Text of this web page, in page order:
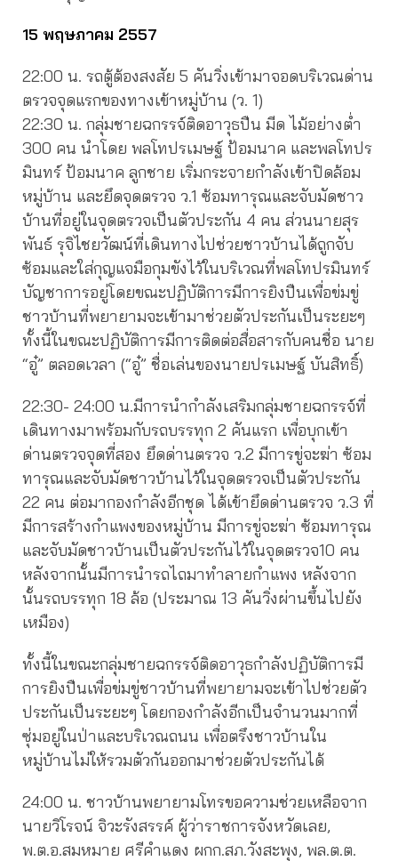
15 พฤษภาคม 2557
22:00 น. รถตู้ต้องสงสัย 5 คันวิ่งเข้ามาจอดบริเวณด่าน
ตรวจจุดแรกของทางเข้าหมู่บ้าน (ว. 1)
22:30 น. กลุ่มชายฉกรรจ์ติดอาวุธปืน มีด ไม้อย่างต่ำ
300 คน นำโดย พลโทปรเมษฐ์ ป้อมนาค และพลโทปร
มินทร์ ป้อมนาค ลูกชาย เริ่มกระจายกำลังเข้าปิดล้อม
หมู่บ้าน และยึดจุดตรวจ ว.1 ซ้อมทารุณและจับมัดชาว
บ้านที่อยู่ในจุดตรวจเป็นตัวประกัน 4 คน ส่วนนายสุร
พันธ์ รุจิไชยวัฒน์ที่เดินทางไปช่วยชาวบ้านได้ถูกจับ
ซ้อมและใส่กุญแจมือกุมขังไว้ในบริเวณที่พลโทปรมินทร์
บัญชาการอยู่โดยขณะปฏิบัติการมีการยิงปืนเพื่อข่มขู่
ชาวบ้านที่พยายามจะเข้ามาช่วยตัวประกันเป็นระยะๆ
ทั้งนี้ในขณะปฏิบัติการมีการติดต่อสื่อสารกับคนชื่อ นาย
“อู๋” ตลอดเวลา (“อู๋” ชื่อเล่นของนายปรเมษฐ์ บันสิทธิ์)
22:30- 24:00 น.มีการนำกำลังเสริมกลุ่มชายฉกรรจ์ที่
เดินทางมาพร้อมกับรถบรรทุก 2 คันแรก เพื่อบุกเข้า
ด่านตรวจจุดที่สอง ยึดด่านตรวจ ว.2 มีการขู่จะฆ่า ซ้อม
ทารุณและจับมัดชาวบ้านไว้ในจุดตรวจเป็นตัวประกัน
22 คน ต่อมากองกำลังอีกชุด ได้เข้ายึดด่านตรวจ ว.3 ที่
มีการสร้างกำแพงของหมู่บ้าน มีการขู่จะฆ่า ซ้อมทารุณ
และจับมัดชาวบ้านเป็นตัวประกันไว้ในจุดตรวจ10 คน
หลังจากนั้นมีการนำรถไถมาทำลายกำแพง หลังจาก
นั้นรถบรรทุก 18 ล้อ (ประมาณ 13 คันวิ่งผ่านขึ้นไปยัง
เหมือง)
ทั้งนี้ในขณะกลุ่มชายฉกรรจ์ติดอาวุธกำลังปฏิบัติการมี
การยิงปืนเพื่อข่มขู่ชาวบ้านที่พยายามจะเข้าไปช่วยตัว
ประกันเป็นระยะๆ โดยกองกำลังอีกเป็นจำนวนมากที่
ซุ่มอยู่ในป่าและบริเวณถนน เพื่อตรึงชาวบ้านใน
หมู่บ้านไม่ให้รวมตัวกันออกมาช่วยตัวประกันได้
24:00 น. ชาวบ้านพยายามโทรขอความช่วยเหลือจาก
นายวิโรจน์ จิวะรังสรรค์ ผู้ว่าราชการจังหวัดเลย,
พ.ต.อ.สมหมาย ศรีคำแดง ผกก.สภ.วังสะพุง, พล.ต.ต.